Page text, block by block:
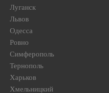
Луганск
Львов
Одесса
Ровно
Симферополь
Тернополь
Харьков
Хмельницкий